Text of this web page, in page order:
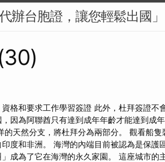
辦台胞證，讓您輕鬆出國」
格和要求工作學習簽證 此外，杜拜簽證不
因為阿聯酋只有達到成年年齡才能達到成
天然分支，將杜拜分為兩部分。 觀看船隻
度和非洲。 海灣的內端目前被認為是保護
成為了它在海灣的永久家園。 這座城市的